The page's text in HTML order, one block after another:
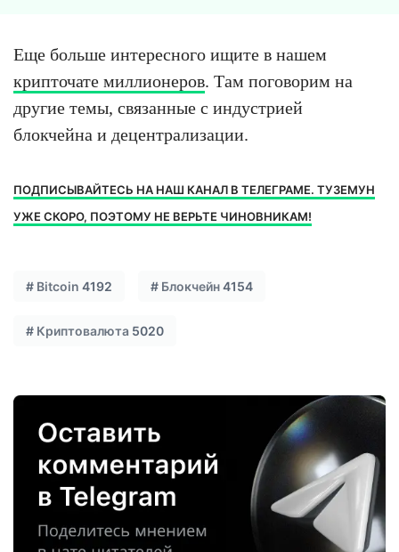
Еще больше интересного ищите в нашем
крипточате миллионеров. Там поговорим на
другие темы, связанные с индустрией
блокчейна и децентрализации.
ПОДПИСЫВАЙТЕСЬ НА НАШ КАНАЛ В ТЕЛЕГРАМЕ. ТУЗЕМУН
УЖЕ СКОРО, ПОЭТОМУ НЕ ВЕРЬТЕ ЧИНОВНИКАМ!
# Bitcoin 4192 # Блокчейн4154
# Криптовалюта 5020